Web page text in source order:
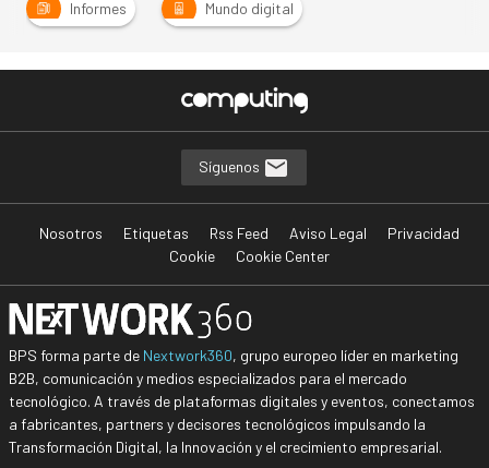
Informes Mundo digital
Síguenos
Nosotros Etiquetas Rss Feed Aviso Legal
Privacidad
Cookie
Cookie Center
BPS forma parte de Nextwork360, grupo europeo líder en marketing
B2B, comunicación y medios especializados para el mercado
tecnológico. A través de plataformas digitales y eventos, conectamos
a fabricantes, partners y decisores tecnológicos impulsando la
Transformación Digital, la Innovación y el crecimiento empresarial.